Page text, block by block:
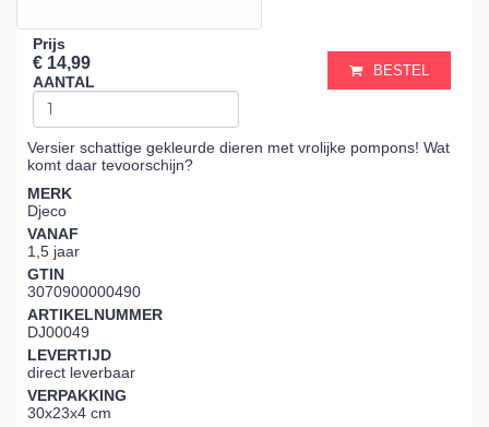
Prijs
€ 14,99
AANTAL
BESTEL
Versier schattige gekleurde dieren met vrolijke pompons! Wat
komt daar tevoorschijn?
MERK
Djeco
VANAF
1,5 jaar
GTIN
3070900000490
ARTIKELNUMMER
DJ00049
LEVERTIJD
direct leverbaar
VERPAKKING
30x23x4 cm